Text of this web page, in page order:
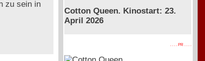
zu sein in
Cotton Queen. Kinostart: 23.
April 2026
. . . . PR . . . .